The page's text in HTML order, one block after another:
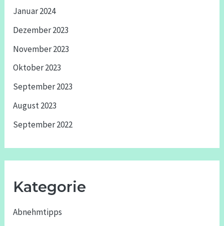
Januar 2024
Dezember 2023
November 2023
Oktober 2023
September 2023
August 2023
September 2022
Kategorie
Abnehmtipps